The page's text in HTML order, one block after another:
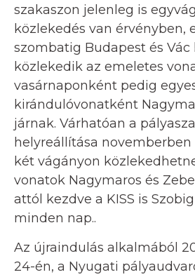
szakaszon jelenleg is
közlekedés van érvényben,
szombatig Budapest és Vác
közlekedik az emeletes
vasárnaponként pedig
kirándulóvonatként
járnak. Várhatóan a
helyreállítása
két vágányon
vonatok Nagymaros és
attól kezdve a KISS is
minden nap..
Az újraindulás alkalmából
24-én, a Nyugati